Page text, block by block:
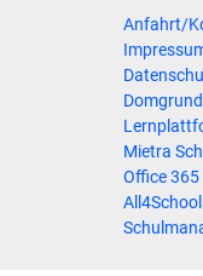
Anfahrt/
Mietra
Office 365